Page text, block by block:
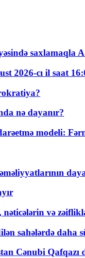
saxlamaqla
2026-cı il saat
nə dayanır?
modeli:
və
sahələrdə daha
Cənubi Qafqazı